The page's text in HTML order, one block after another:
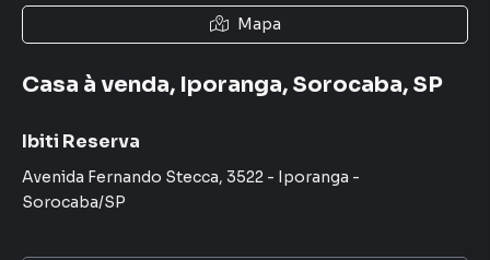
Mapa
Casa à venda, Iporanga, Sorocaba, SP
Ibiti Reserva
Avenida Fernando Stecca, 3522 - Iporanga -
Sorocaba/SP